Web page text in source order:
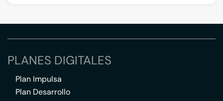
PLANES DIGITALES
Plan Impulsa
Plan Desarrollo